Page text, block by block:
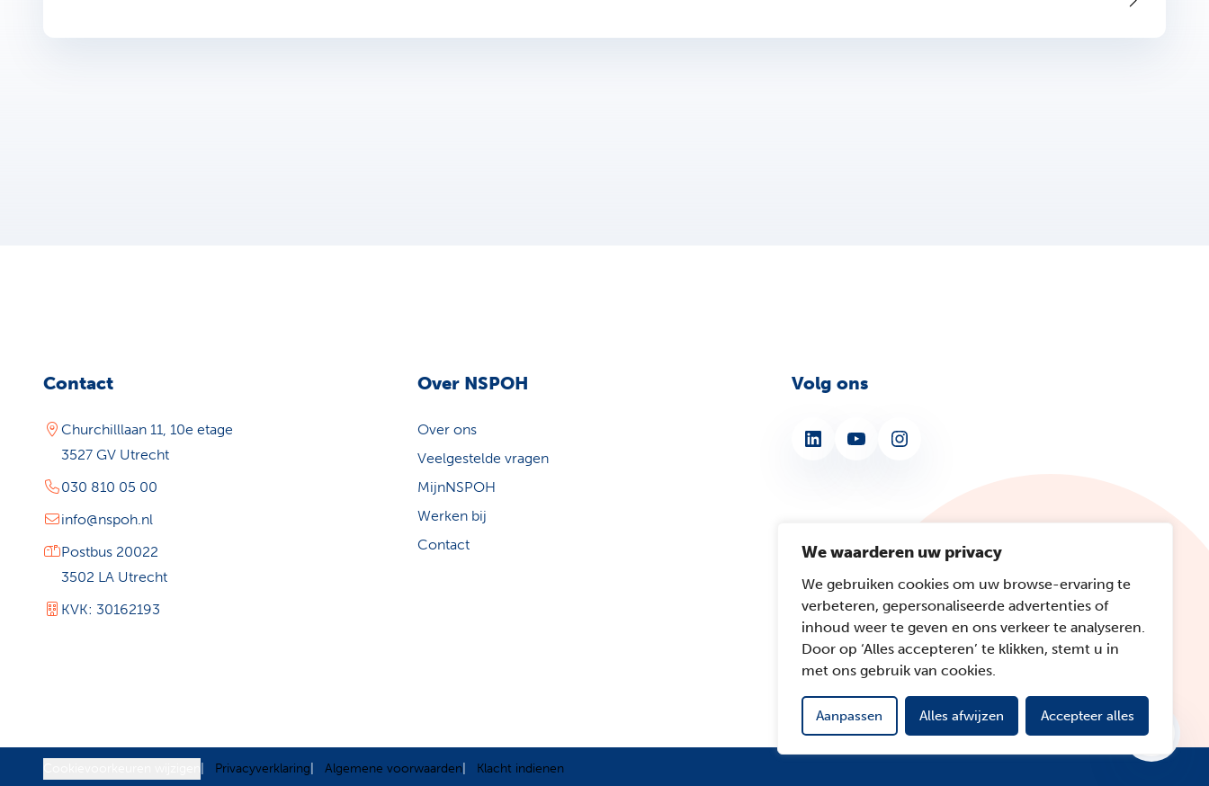
We waarderen uw privacy
We gebruiken cookies om uw browse-ervaring te
verbeteren, gepersonaliseerde advertenties of
inhoud weer te geven en ons verkeer te analyseren.
Door op ‘Alles accepteren’ te klikken, stemt u in
met ons gebruik van cookies.
Aanpassen Alles afwijzen Accepteer alles
Contact
Churchilllaan 11, 10e etage
3527 GV Utrecht
030 810 05 00
info@nspoh.nl
Postbus 20022
3502 LA Utrecht
KVK: 30162193
Over NSPOH
Over ons
Veelgestelde vragen
MijnNSPOH
Werken bij
Contact
Volg ons
LinkedIn YouTube Instagram
Privacyverklaring Algemene voorwaarden Klacht indienen